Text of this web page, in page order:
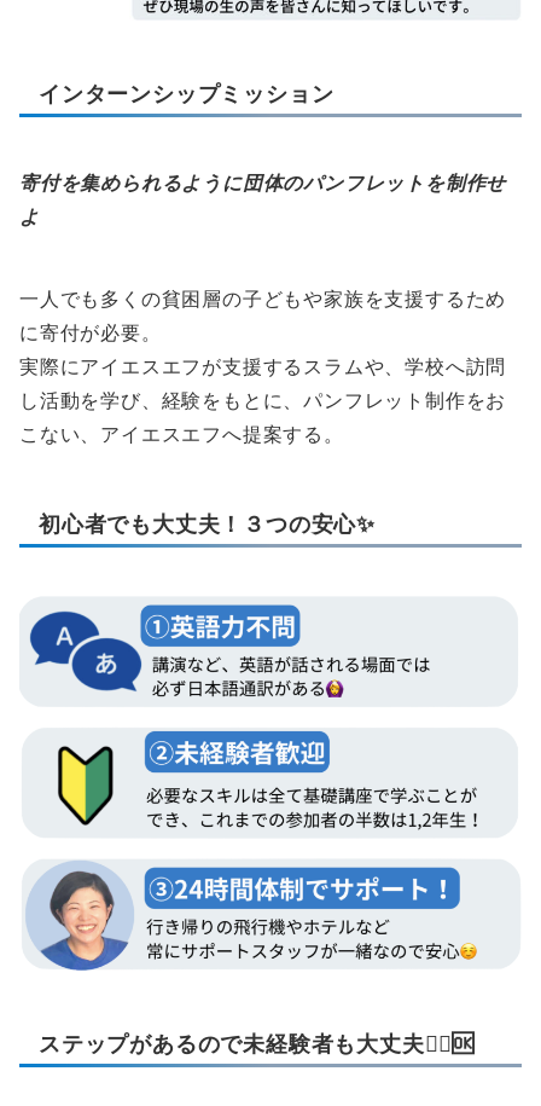
インターンシップミッション
寄付を集められるように団体のパンフレットを制作せ
よ
一人でも多くの貧困層の子どもや家族を支援するため
に寄付が必要。
実際にアイエスエフが支援するスラムや、学校へ訪問
し活動を学び、経験をもとに、パンフレット制作をお
こない、アイエスエフへ提案する。
初心者でも大丈夫！３つの安心✨
ステップがあるので未経験者も大丈夫🙆‍♀️🆗